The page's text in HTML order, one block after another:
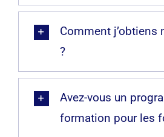
Comment j’obtiens
?
Avez-vous un
formation pour les